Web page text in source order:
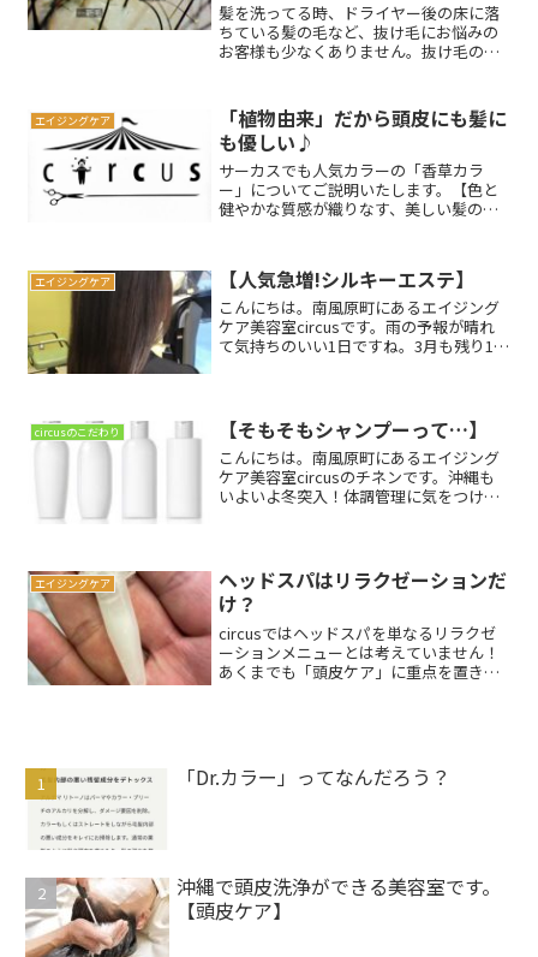
髪を洗ってる時、ドライヤー後の床に落
ちている髪の毛など、抜け毛にお悩みの
お客様も少なくありません。抜け毛の原
とも大切です。髪の毛が抜けたり、新た
に生えてくるのにはちゃんと...
エイジングケア
「植物由来」だから頭皮にも髪に
も優しい♪
サーカスでも人気カラーの「香草カラ
ー」についてご説明いたします。【色と
健やかな質感が織りなす、美しい髪の
もの。しかし、美しい色を求め、カラー
リングをするとき、誰もが髪へ...
エイジングケア 【人気急増!シルキーエステ】
こんにちは。南風原町にあるエイジング
ケア美容室circusです。雨の予報が晴れ
て気持ちのいい1日ですね。3月も残り1週
ログは、シルキ...
circusのこだわり 【そもそもシャンプーって…】
こんにちは。南風原町にあるエイジング
ケア美容室circusのチネンです。沖縄も
いよいよ冬突入！体調管理に気をつけて
う？髪を洗うため？...
エイジングケア
ヘッドスパはリラクゼーションだ
け？
circusではヘッドスパを単なるリラクゼ
ーションメニューとは考えていません！
あくまでも「頭皮ケア」に重点を置き、
「Dr.カラー」ってなんだろう？
沖縄で頭皮洗浄ができる美容室です。
【頭皮ケア】